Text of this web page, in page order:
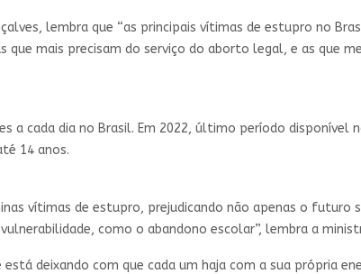
lembra que “as principais vítimas de estupro no
que mais precisam do serviço do aborto legal, e as que
a cada dia no Brasil. Em 2022, último período disponível
14 anos.
vítimas de estupro, prejudicando não apenas o
como o abandono escolar”, lembra a
deixando com que cada um haja com a sua própria